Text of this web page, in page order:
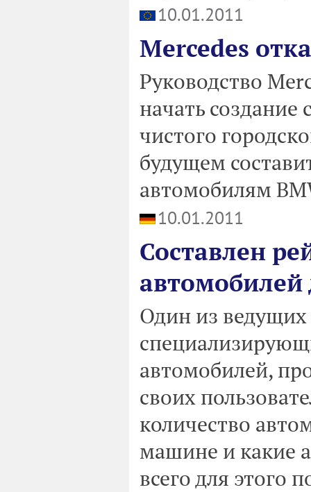
10.01.2011
Mercedes
Руководство
начать создание
чистого
будущем
автомобилям
10.01.2011
Составлен
автомобилей
Один из ведущих
автомобилей,
своих
количество
машине и какие
всего для этого